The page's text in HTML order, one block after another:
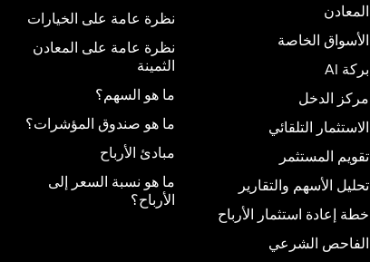
المعادن
الأسواق الخاصة
بركة AI
مركز الدخل
الاستثمار التلقائي
تقويم المستثمر
تحليل الأسهم والتقارير
خطة إعادة استثمار الأرباح
الفاحص الشرعي
نظرة عامة على الخيارات
نظرة عامة على المعادن
الثمينة
ما هو السهم؟
ما هو صندوق المؤشرات؟
مبادئ الأرباح
ما هو نسبة السعر إلى
الأرباح؟